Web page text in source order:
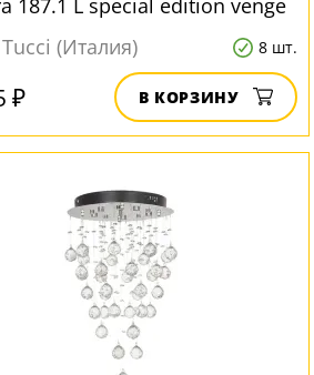
187.1 L special edition venge
(Италия) 8 шт.
₽ В КОРЗИНУ